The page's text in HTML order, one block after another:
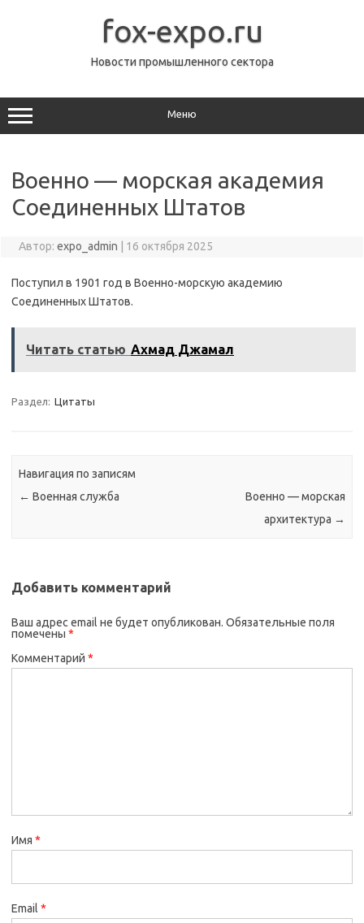
fox-expo.ru
Новости промышленного сектора
Меню
Военно — морская академия
Соединенных Штатов
Автор: expo_admin 16 октября 2025
Поступил в 1901 год в Военно-морскую академию
Соединенных Штатов.
Читать статью Ахмад Джамал
Раздел: Цитаты
Навигация по записям
← Военная служба
Военно — морская
архитектура →
Добавить комментарий
Ваш адрес email не будет опубликован. Обязательные поля
помечены *
Комментарий *
Имя *
Email *